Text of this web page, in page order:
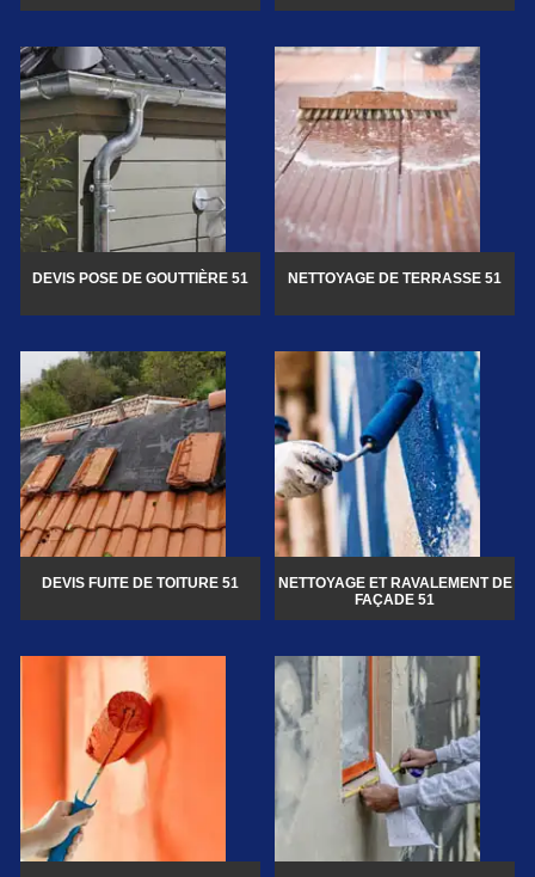
DEVIS POSE DE GOUTTIÈRE 51 NETTOYAGE DE TERRASSE 51
DEVIS FUITE DE TOITURE 51
NETTOYAGE ET RAVALEMENT DE
FAÇADE 51